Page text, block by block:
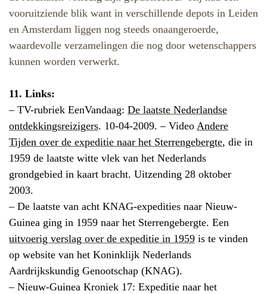
vooruitziende blik want in verschillende depots in Leiden
en Amsterdam liggen nog steeds onaangeroerde,
waardevolle verzamelingen die nog door wetenschappers
kunnen worden verwerkt.
11. Links:
– TV-rubriek EenVandaag: De laatste Nederlandse
ontdekkingsreizigers. 10-04-2009. – Video Andere
Tijden over de expeditie naar het Sterrengebergte, die in
1959 de laatste witte vlek van het Nederlands
grondgebied in kaart bracht. Uitzending 28 oktober
2003.
– De laatste van acht KNAG-expedities naar Nieuw-
Guinea ging in 1959 naar het Sterrengebergte. Een
uitvoerig verslag over de expeditie in 1959 is te vinden
op website van het Koninklijk Nederlands
Aardrijkskundig Genootschap (KNAG).
– Nieuw-Guinea Kroniek 17: Expeditie naar het